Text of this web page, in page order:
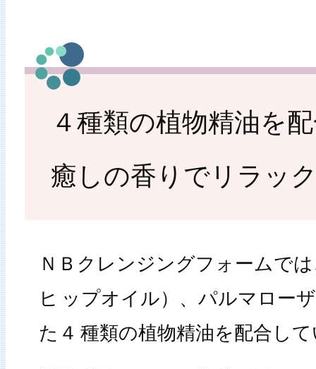
４種類の植物精油を
癒しの香りでリラッ
ＮＢクレンジングフォームで
ヒ ップオイル）、パルマロー
た４ 種類の植物精油を配合し